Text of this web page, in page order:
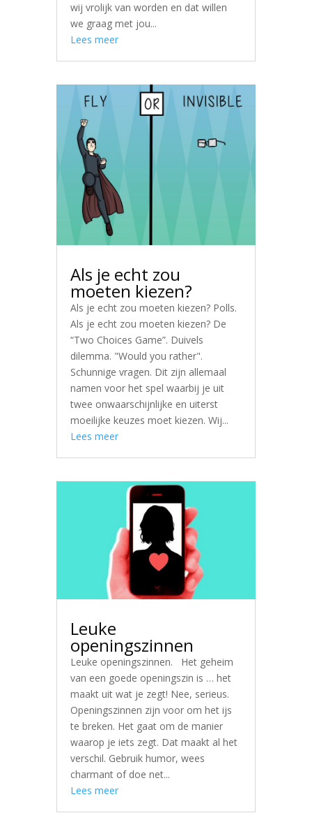
wij vrolijk van worden en dat willen
we graag met jou...
Lees meer
Als je echt zou
moeten kiezen?
Als je echt zou moeten kiezen? Polls.
Als je echt zou moeten kiezen? De
“Two Choices Game”. Duivels
dilemma. "Would you rather".
Schunnige vragen. Dit zijn allemaal
namen voor het spel waarbij je uit
twee onwaarschijnlijke en uiterst
moeilijke keuzes moet kiezen. Wij...
Lees meer
Leuke
openingszinnen
Leuke openingszinnen. Het geheim
van een goede openingszin is … het
maakt uit wat je zegt! Nee, serieus.
Openingszinnen zijn voor om het ijs
te breken. Het gaat om de manier
waarop je iets zegt. Dat maakt al het
verschil. Gebruik humor, wees
charmant of doe net...
Lees meer